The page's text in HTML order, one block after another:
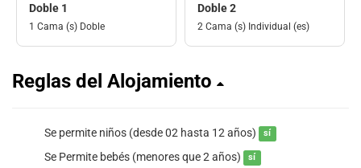
Doble 1
1 Cama (s) Doble
Doble 2
2 Cama (s) Individual (es)
Reglas del Alojamiento
Se permite niños (desde 02 hasta 12 años) sí
Se Permite bebés (menores que 2 años) sí